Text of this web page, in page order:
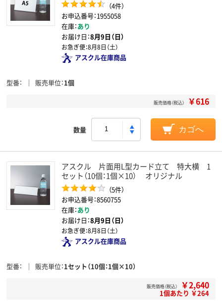
（4件）
お申込番号：1955058
在庫：あり
お届け日：8月9日（日）
お急ぎ便：8月8日（土）
アスクル在庫商品
型番 販売単位 1個
販売価格（税込） ￥616
数量 カゴへ
アスクル 片面用L型カード立て 特大横 1
セット（10個：1個×10） オリジナル
（5件）
お申込番号：8560755
在庫：あり
お届け日：8月9日（日）
お急ぎ便：8月8日（土）
アスクル在庫商品
型番 販売単位 1セット（10個：1個×10）
販売価格（税込） ￥2,640
1個あたり ￥264